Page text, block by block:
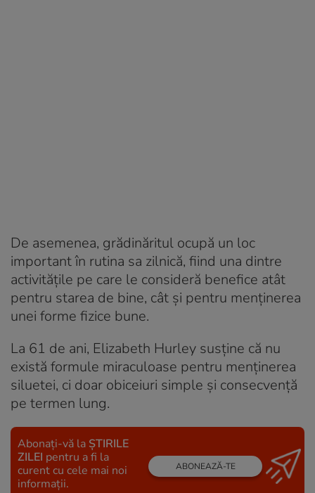
De asemenea, grădinăritul ocupă un loc
important în rutina sa zilnică, fiind una dintre
activitățile pe care le consideră benefice atât
pentru starea de bine, cât și pentru menținerea
unei forme fizice bune.
La 61 de ani, Elizabeth Hurley susține că nu
există formule miraculoase pentru menținerea
siluetei, ci doar obiceiuri simple și consecvență
pe termen lung.
Abonați-vă la ȘTIRILE
ZILEI pentru a fi la
curent cu cele mai noi
informații.
ABONEAZĂ-TE